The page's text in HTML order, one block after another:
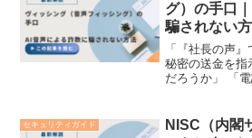
グ）の手口
騙されない
「『社長の声
秘密の送金を指
だろうか」 「
ような不安や課
セキュリティガイド
NISC（内閣